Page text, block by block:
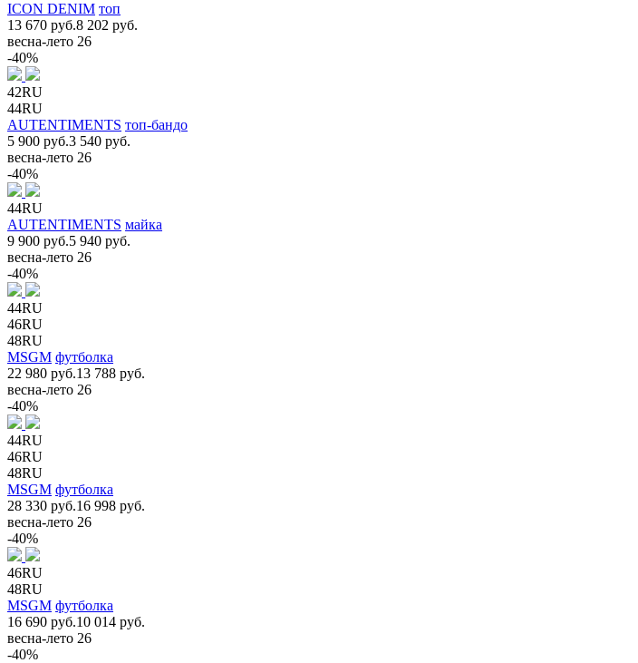
ICON DENIM топ
13 670 руб.8 202 руб.
весна-лето 26
-40%
42RU
44RU
AUTENTIMENTS топ-бандо
5 900 руб.3 540 руб.
весна-лето 26
-40%
44RU
AUTENTIMENTS майка
9 900 руб.5 940 руб.
весна-лето 26
-40%
44RU
46RU
48RU
MSGM футболка
22 980 руб.13 788 руб.
весна-лето 26
-40%
44RU
46RU
48RU
MSGM футболка
28 330 руб.16 998 руб.
весна-лето 26
-40%
46RU
48RU
MSGM футболка
16 690 руб.10 014 руб.
весна-лето 26
-40%